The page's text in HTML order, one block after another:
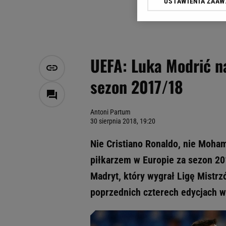
UEFA: Luka Modrić
sezon 2017/18
Antoni Partum
30 sierpnia 2018, 19:20
Nie Cristiano Ronaldo, nie
piłkarzem w Europie za sezon
Madryt, który wygrał Ligę
poprzednich czterech edycjach
Klikając „Akceptuję”
Zaufanych Partnerów i
My, nasi Zaufani
Użycie dokładnych
Przechowywanie